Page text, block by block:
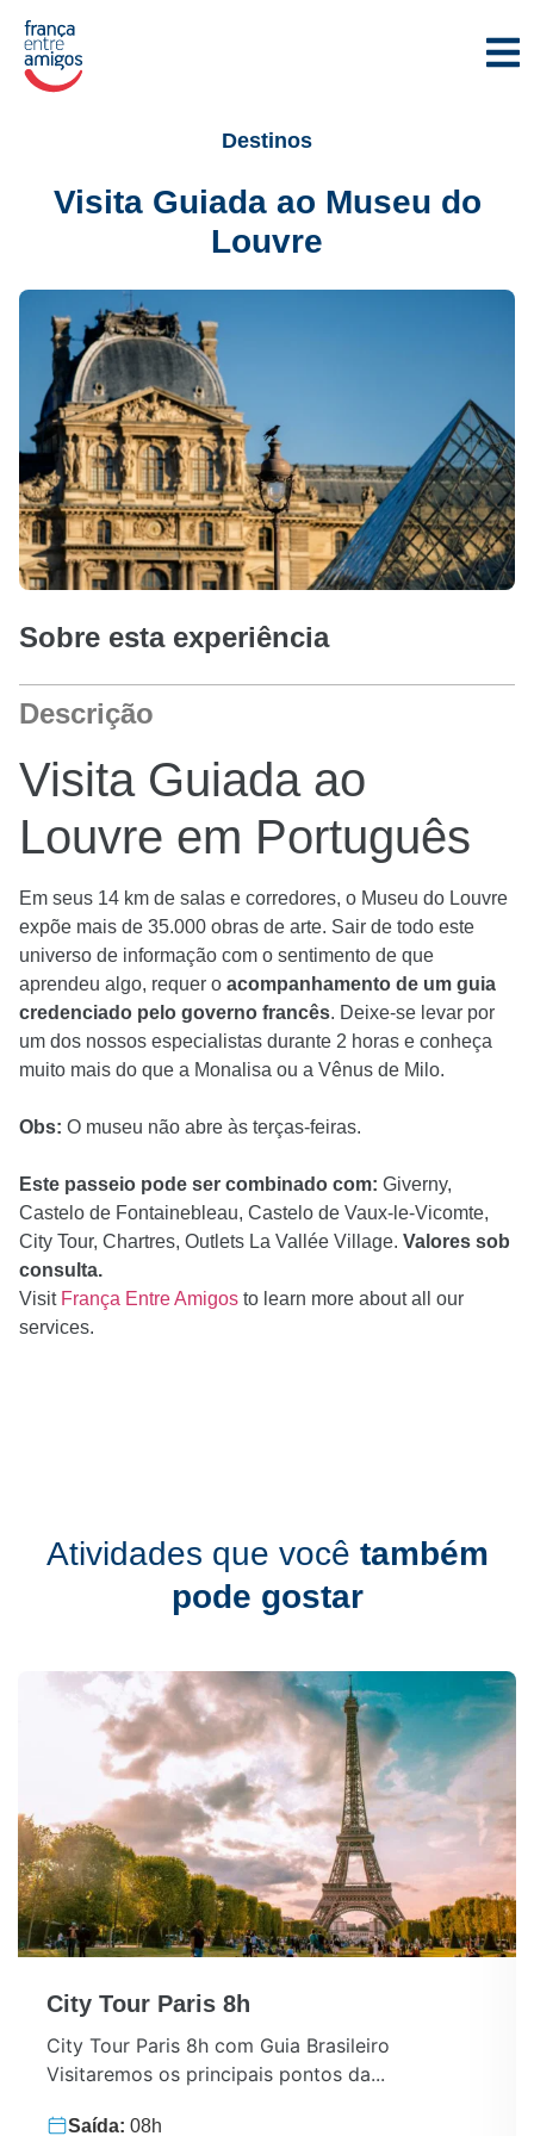
Destinos
Visita Guiada ao Museu do
Louvre
Sobre esta experiência
Descrição
Visita Guiada ao
Louvre em Português
Em seus 14 km de salas e corredores, o Museu do Louvre
expõe mais de 35.000 obras de arte. Sair de todo este
universo de informação com o sentimento de que
aprendeu algo, requer o acompanhamento de um guia
credenciado pelo governo francês. Deixe-se levar por
um dos nossos especialistas durante 2 horas e conheça
muito mais do que a Monalisa ou a Vênus de Milo.
Obs: O museu não abre às terças-feiras.
Este passeio pode ser combinado com: Giverny,
Castelo de Fontainebleau, Castelo de Vaux-le-Vicomte,
City Tour, Chartres, Outlets La Vallée Village. Valores sob
consulta.
Visit França Entre Amigos to learn more about all our
services.
Atividades que você também
pode gostar
City Tour Paris 8h
City Tour Paris 8h com Guia Brasileiro
Visitaremos os principais pontos da...
Saída: 08h